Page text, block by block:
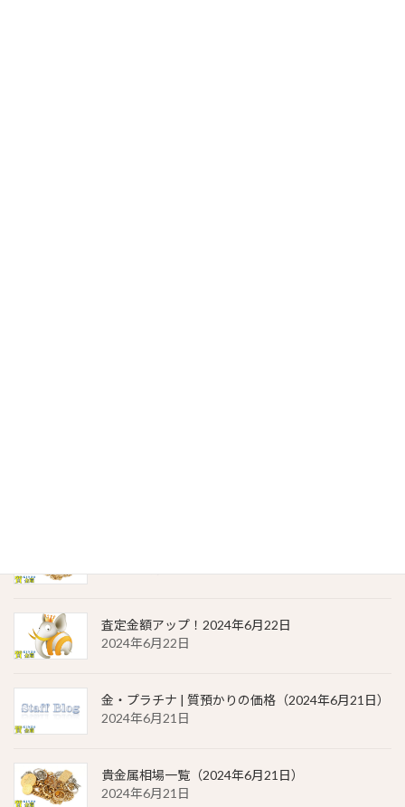
査定金額アップ！2024年6月22日
2024年6月22日
金・プラチナ | 質預かりの価格（2024年6月21日）
2024年6月21日
貴金属相場一覧（2024年6月21日）
2024年6月21日